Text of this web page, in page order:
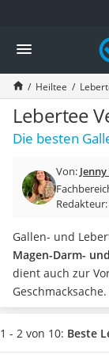
Die beliebtesten
Lebensmittel
Schwarzkümmelöl
Knäckebrot
Schwarzkümmelöl-
Manukahonig
Eiklar
Balsamico-Essig
Schwarzkümmelöl
Honig
Gemüsebrühe
Eiskaffee-Pulver
Irischer Whiskey
Matcha-Set
Heiltee
Lebertee
Die besten
Von:
Redakteur:
Gallen- und
Magen-Darm-
dient auch zur
Tee. Letzterer
die Zubereitung
1 - 2 von 10: Beste